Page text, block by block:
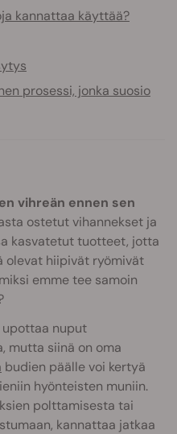
kannattaa käyttää?
prosessi, jonka suosio
vihreän ennen sen
ostetut vihannekset ja
kasvatetut tuotteet, jotta
olevat hiipivät ryömivät
emme tee samoin
nuput
mutta siinä on oma
budien päälle voi kertyä
hyönteisten muniin.
polttamisesta tai
kannattaa jatkaa